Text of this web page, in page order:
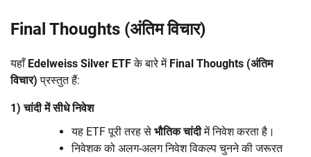
Final Thoughts (अंतिम विचार)
यहाँ Edelweiss Silver ETFके बारे में Final Thoughts (अंतिम
विचार) प्रस्तुत हैं:
1) चांदी में सीधे निवेश
यह ETF पूरी तरह से भौतिक चांदीमें निवेश करता है।
निवेशक को अलग-अलग निवेश विकल्प चुनने की जरूरत